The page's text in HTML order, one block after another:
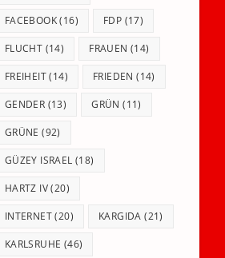
FACEBOOK(16) FDP (17)
FLUCHT (14) FRAUEN (14)
FREIHEIT(14) FRIEDEN (14)
GENDER (13) GRÜN (11)
GRÜNE (92)
GÜZEY ISRAEL (18)
HARTZ IV(20)
INTERNET(20) KARGIDA (21)
KARLSRUHE (46)